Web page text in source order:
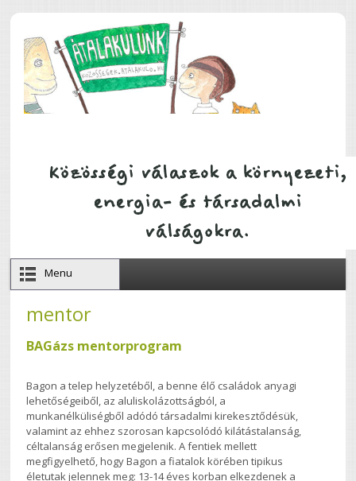
Menu
mentor
BAGázs mentorprogram
Bagon a telep helyzetéből, a benne élő családok anyagi
lehetőségeiből, az aluliskolázottságból, a
munkanélküliségből adódó társadalmi kirekesztődésük,
valamint az ehhez szorosan kapcsolódó kilátástalanság,
céltalanság erősen megjelenik. A fentiek mellett
megfigyelhető, hogy Bagon a fiatalok körében tipikus
életutak jelennek meg: 13-14 éves korban elkezdenek a